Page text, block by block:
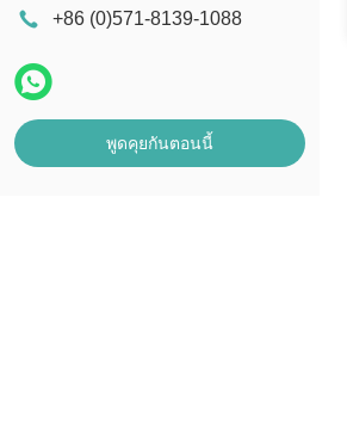
+86 (0)571-8139-1088
พูดคุยกันตอนนี้